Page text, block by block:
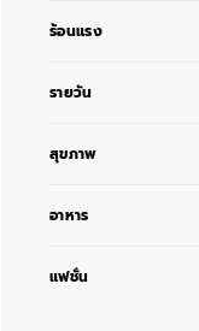
ร้อนแรง
รายวัน
สุขภาพ
อาหาร
แฟชั่น